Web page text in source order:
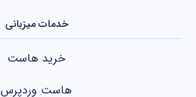
خدمات میزبانی
خرید هاست
هاست وردپرس